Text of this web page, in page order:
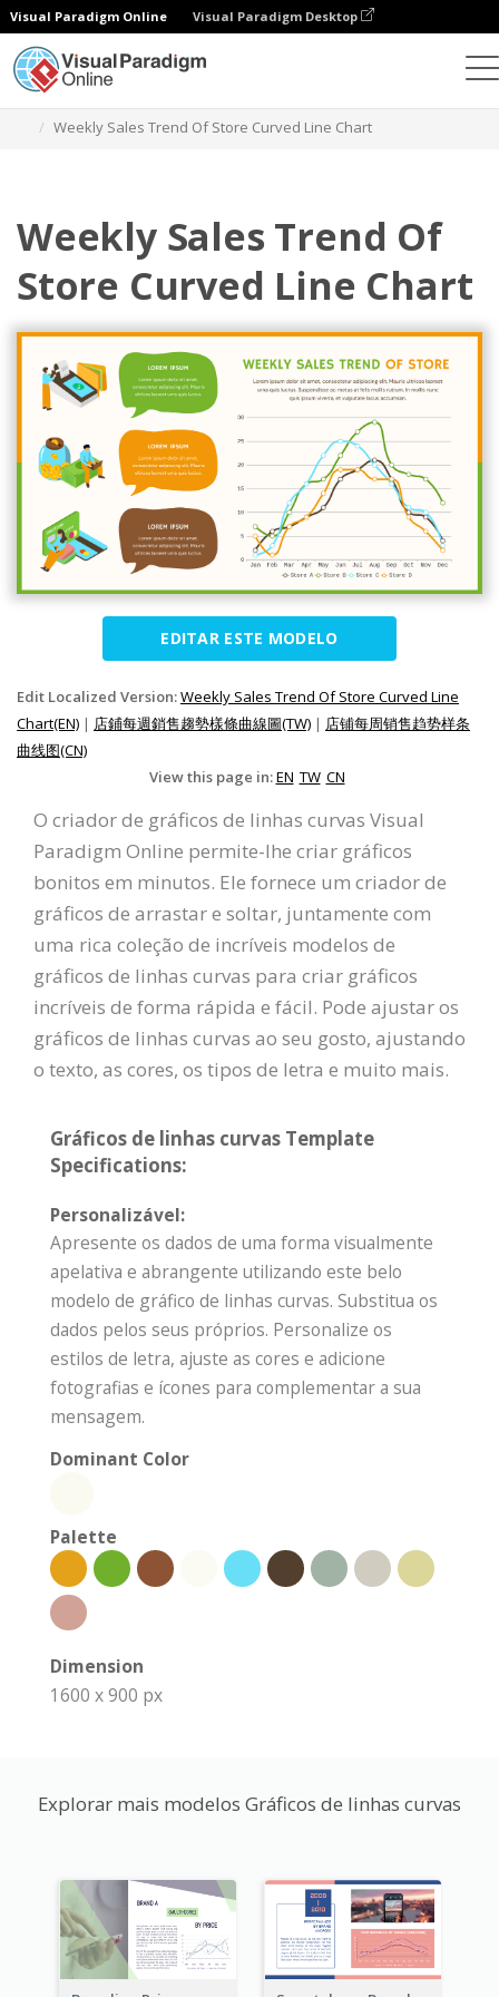
Visual Paradigm Online Visual Paradigm Desktop
Weekly Sales Trend Of Store Curved Line Chart
Weekly Sales Trend Of
Store Curved Line Chart
EDITAR ESTE MODELO
Edit Localized Version:Weekly Sales Trend Of Store Curved Line
Chart(EN) | 店鋪每週銷售趨勢樣條曲線圖(TW) | 店铺每周销售趋势样条
曲线图(CN)
View this page in:EN TW CN
O criador de gráficos de linhas curvas Visual
Paradigm Online permite-lhe criar gráficos
bonitos em minutos. Ele fornece um criador de
gráficos de arrastar e soltar, juntamente com
uma rica coleção de incríveis modelos de
gráficos de linhas curvas para criar gráficos
incríveis de forma rápida e fácil. Pode ajustar os
gráficos de linhas curvas ao seu gosto, ajustando
o texto, as cores, os tipos de letra e muito mais.
Gráficos de linhas curvas Template
Specifications:
Personalizável:
Apresente os dados de uma forma visualmente
apelativa e abrangente utilizando este belo
modelo de gráfico de linhas curvas. Substitua os
dados pelos seus próprios. Personalize os
estilos de letra, ajuste as cores e adicione
fotografias e ícones para complementar a sua
mensagem.
Dominant Color
Palette
Dimension
1600 x 900 px
Explorar mais modelos Gráficos de linhas curvas